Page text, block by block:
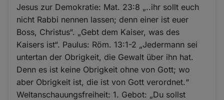
Jesus zur Demokratie: Mat. 23:8 „..ihr sollt euch
nicht Rabbi nennen lassen; denn einer ist euer
Boss, Christus“. „Gebt dem Kaiser, was des
Kaisers ist“. Paulus: Röm. 13:1-2 „Jedermann sei
untertan der Obrigkeit, die Gewalt über ihn hat.
Denn es ist keine Obrigkeit ohne von Gott; wo
aber Obrigkeit ist, die ist von Gott verordnet.“
Weltanschauungsfreiheit: 1. Gebot: „Du sollst